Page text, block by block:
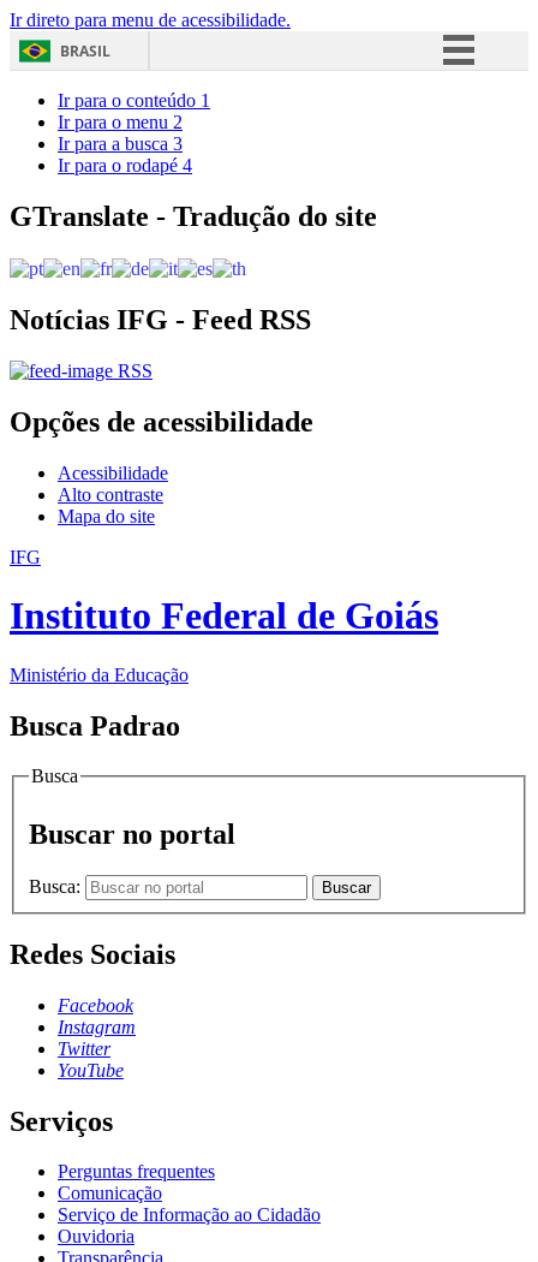
Ir direto para menu de acessibilidade.
BRASIL
Acesso à informação
Ir para o conteúdo 1
Ir para o menu 2
Ir para a busca 3
Ir para o rodapé 4
GTranslate - Tradução do site
Notícias IFG - Feed RSS
RSS
Opções de acessibilidade
Acessibilidade
Alto contraste
Mapa do site
IFG
Instituto Federal de Goiás
Ministério da Educação
Busca Padrao
Busca
Buscar no portal
Busca: Buscar
Redes Sociais
Facebook
Instagram
Twitter
YouTube
Serviços
Perguntas frequentes
Comunicação
Serviço de Informação ao Cidadão
Ouvidoria